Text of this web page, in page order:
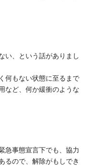
い、という話がありまし
何もない状態に至るまで
など、何か緩衝のような
急事態宣言下でも、協力
るので、解除がもしでき